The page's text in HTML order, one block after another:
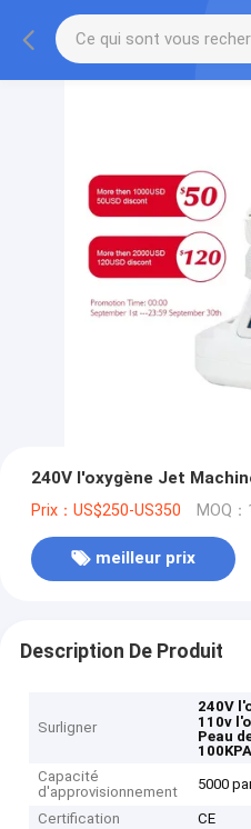
240V l'oxygène Jet
Prix：US$250-US350 MOQ
meilleur prix
Description De Produit
Surligner
240V
110v
Peau
100KPA
Capacité
d'approvisionnement
5000
Certification
CE